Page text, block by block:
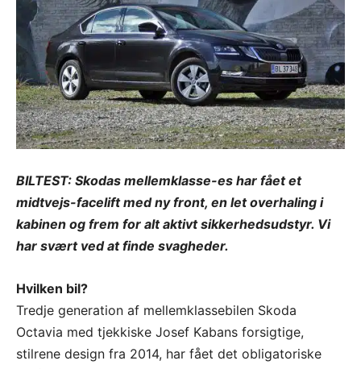
BILTEST: Skodas mellemklasse-es har fået et
midtvejs-facelift med ny front, en let overhaling i
kabinen og frem for alt aktivt sikkerhedsudstyr. Vi
har svært ved at finde svagheder.
Hvilken bil?
Tredje generation af mellemklassebilen Skoda
Octavia med tjekkiske Josef Kabans forsigtige,
stilrene design fra 2014, har fået det obligatoriske